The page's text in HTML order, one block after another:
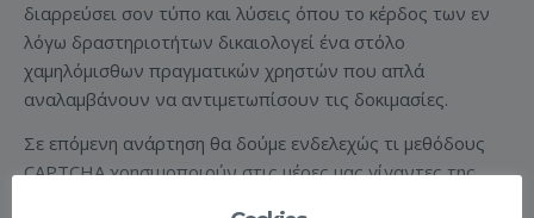
διαρρεύσει σον τύπο και λύσεις όπου το κέρδος των εν
λόγω δραστηριοτήτων δικαιολογεί ένα στόλο
χαμηλόμισθων πραγματικών χρηστών που απλά
αναλαμβάνουν να αντιμετωπίσουν τις δοκιμασίες.
Σε επόμενη ανάρτηση θα δούμε ενδελεχώς τι μεθόδους
CAPTCHA χρησιμοποιούν στις μέρες μας γίγαντες της